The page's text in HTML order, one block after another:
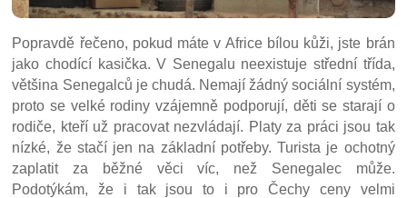
Popravdě řečeno, pokud máte v Africe bílou kůži, jste brán
jako chodící kasička. V Senegalu neexistuje střední třída,
většina Senegalců je chudá. Nemají žádný sociální systém,
proto se velké rodiny vzájemně podporují, děti se starají o
rodiče, kteří už pracovat nezvládají. Platy za práci jsou tak
nízké, že stačí jen na základní potřeby. Turista je ochotný
zaplatit za běžné věci víc, než Senegalec může.
Podotýkám, že i tak jsou to i pro Čechy ceny velmi